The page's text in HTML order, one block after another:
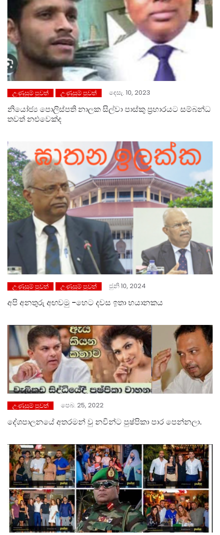
උණුසුම් පුවත් උණුසුම් පුවත් දෙසැ. 10, 2023
නියෝජ්‍ය පොලිස්පති නාලක සිල්වා පාස්කු ප්‍රහාරයට සම්බන්ධ
තවත් නළුවෙක්ද
උණුසුම් පුවත් උණුසුම් පුවත් ජුනි 10, 2024
අපි අනතුරු අඟවමු -හෙට දවස ඉතා භයානකය
උණුසුම් පුවත් පෙබ. 25, 2022
දේශපාලනයේ අතරමන් වු නවින්ට පුෂ්පිකා පාර පෙන්නලා.